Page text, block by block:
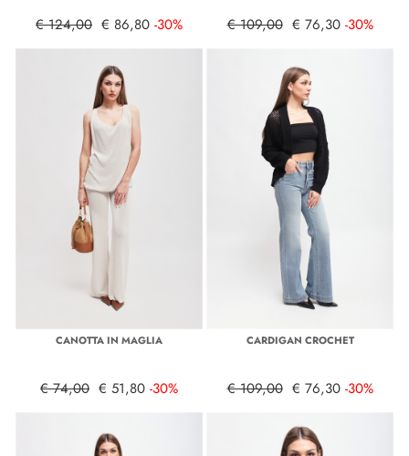
€ 124,00 € 86,80 -30% € 109,00 € 76,30 -30%
CANOTTA IN MAGLIA
€ 74,00 € 51,80 -30%
CARDIGAN CROCHET
€ 109,00 € 76,30 -30%